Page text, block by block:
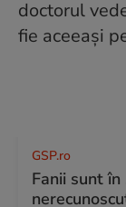
GSP.ro
Fanii sunt în